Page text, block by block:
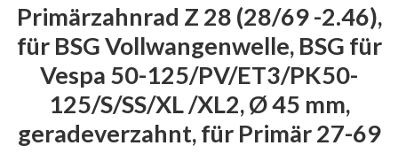
Primärzahnrad Z 28 (28/69 -2.46),
für BSG Vollwangenwelle, BSG für
Vespa 50-125/PV/ET3/PK50-
125/S/SS/XL /XL2, Ø 45 mm,
geradeverzahnt, für Primär 27-69